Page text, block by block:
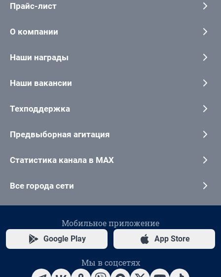
Прайс-лист
О компании
Наши награды
Наши вакансии
Техподдержка
Предвыборная агитация
Статистика канала в MAX
Все города сети
Мобильное приложение
Google Play App Store
Мы в соцсетях